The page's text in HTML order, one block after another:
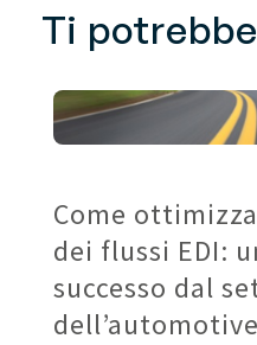
Ti
Come
dei flussi EDI:
successo dal
dell’automotive